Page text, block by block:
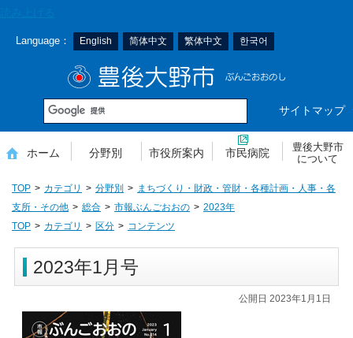
Language： English 简体中文 繁体中文 한국어
サイトマップ
ホーム 分野別 市役所案内 市民病院
豊後大野市
について
TOP カテゴリ 分野別
まちづくり・財政・管財・各種計画・人事・各
支所・その他
総合 市報ぶんごおおの
2023年
TOP
カテゴリ 区分 コンテンツ
2023年1月号
公開日 2023年1月1日